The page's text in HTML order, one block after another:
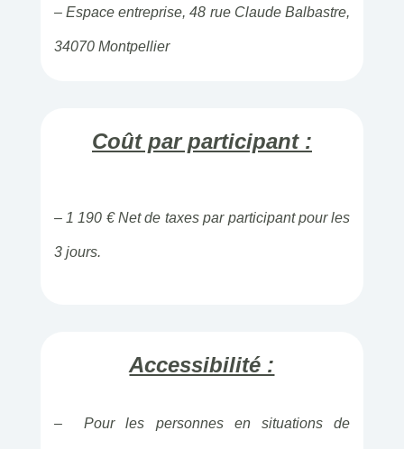
– Espace entreprise, 48 rue Claude Balbastre,
34070 Montpellier
Coût par participant :
– 1 190 € Net de taxes par participant pour les
3 jours.
Accessibilité :
– Pour les personnes en situations de